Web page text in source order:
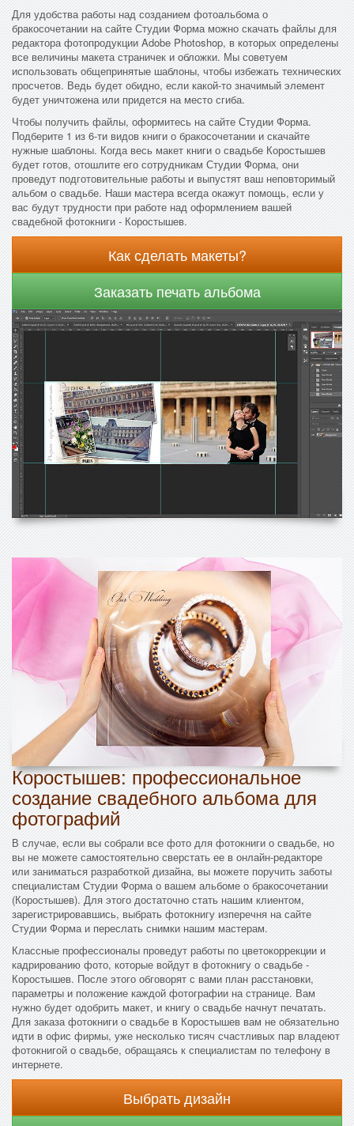
Для удобства работы над созданием фотоальбома о
бракосочетании на сайте Студии Форма можно скачать файлы для
редактора фотопродукции Adobe Photoshop, в которых определены
все величины макета страничек и обложки. Мы советуем
использовать общепринятые шаблоны, чтобы избежать технических
просчетов. Ведь будет обидно, если какой-то значимый элемент
будет уничтожена или придется на место сгиба.
Чтобы получить файлы, оформитесь на сайте Студии Форма.
Подберите 1 из 6-ти видов книги о бракосочетании и скачайте
нужные шаблоны. Когда весь макет книги о свадьбе Коростышев
будет готов, отошлите его сотрудникам Студии Форма, они
проведут подготовительные работы и выпустят ваш неповторимый
альбом о свадьбе. Наши мастера всегда окажут помощь, если у
вас будут трудности при работе над оформлением вашей
свадебной фотокниги - Коростышев.
Как сделать макеты?
Заказать печать альбома
Коростышев: профессиональное
создание свадебного альбома для
фотографий
В случае, если вы собрали все фото для фотокниги о свадьбе, но
вы не можете самостоятельно сверстать ее в онлайн-редакторе
или заниматься разработкой дизайна, вы можете поручить заботы
специалистам Студии Форма о вашем альбоме о бракосочетании
(Коростышев). Для этого достаточно стать нашим клиентом,
зарегистрировавшись, выбрать фотокнигу изперечня на сайте
Студии Форма и переслать снимки нашим мастерам.
Классные профессионалы проведут работы по цветокоррекции и
кадрированию фото, которые войдут в фотокнигу о свадьбе -
Коростышев. После этого обговорят с вами план расстановки,
параметры и положение каждой фотографии на странице. Вам
нужно будет одобрить макет, и книгу о свадьбе начнут печатать.
Для заказа фотокниги о свадьбе в Коростышев вам не обязательно
идти в офис фирмы, уже несколько тисяч счастливых пар владеют
фотокнигой о свадьбе, обращаясь к специалистам по телефону в
интернете.
Выбрать дизайн